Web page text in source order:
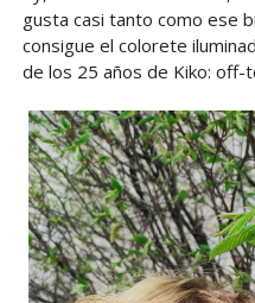
gusta casi tanto como ese
consigue el colorete
de los 25 años de Kiko: off-